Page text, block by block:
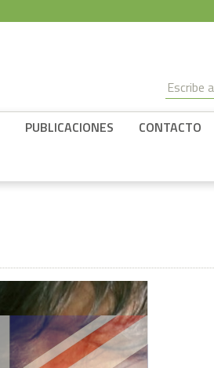
PUBLICACIONES CONTACTO